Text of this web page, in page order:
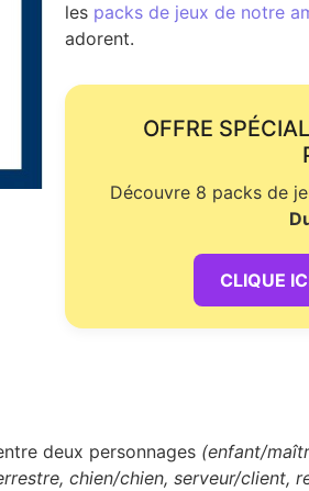
les packs de jeux de notre
adorent.
OFFRE
Découvre 8 packs de
CLIQUE
deux personnages (enfant/
chien/chien, serveur/client,